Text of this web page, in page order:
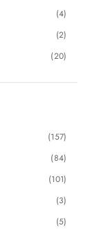
(4)
(2)
(20)
(157)
(84)
(101)
(3)
(5)